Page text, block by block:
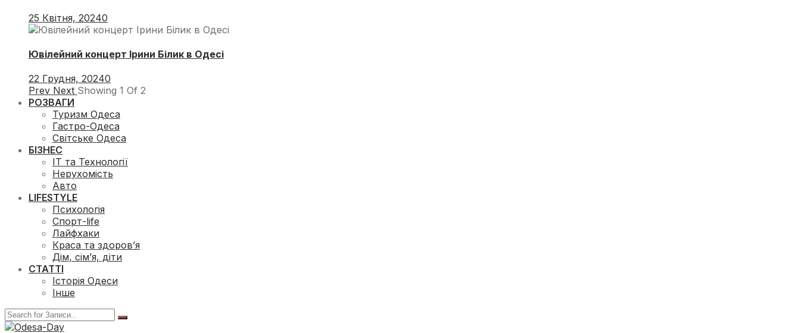
25 Квітня, 20240
Ювілейний концерт Ірини Білик в Одесі
22 Грудня, 20240
Prev Next Showing 1 Of 2
РОЗВАГИ
Туризм Одеса
Гастро-Одеса
Світське Одеса
БІЗНЕС
ІТ та Технології
Нерухомість
Авто
LIFESTYLE
Психологія
Спорт-life
Лайфхаки
Краса та здоров’я
Дім, сім’я, діти
СТАТТІ
Історія Одеси
Інше